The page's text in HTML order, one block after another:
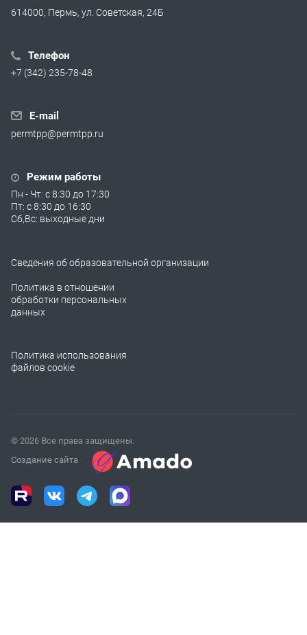
614000, Пермь, ул. Советская, 24Б
Телефон
+7 (342) 235-78-48
E-mail
permtpp@permtpp.ru
Режим работы
Пн - Чт: с 8:30 до 17:30
Пт: с 8:30 до 16:30
Сб,Вс: выходные дни
Сведения об образовательной организации
Политика в отношении
обработки персональных
данных
Политика использования
файлов cookie
© 2026 Все права защищены.
Создание сайта